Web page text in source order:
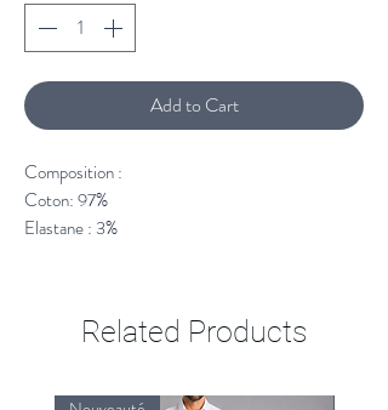
Add to Cart
Composition :
Coton: 97%
Elastane : 3%
Related Products